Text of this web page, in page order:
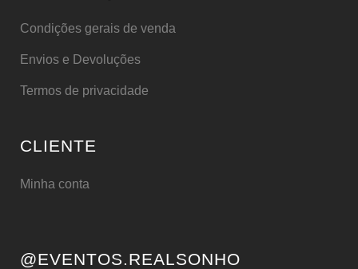
Condições gerais de venda
Envios e Devoluções
Termos de privacidade
CLIENTE
Minha conta
@EVENTOS.REALSONHO